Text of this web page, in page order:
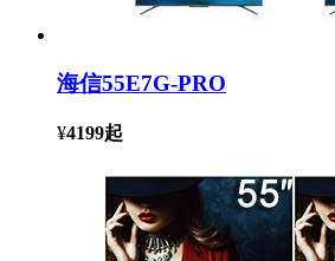
海信55E7G-PRO
¥4199起